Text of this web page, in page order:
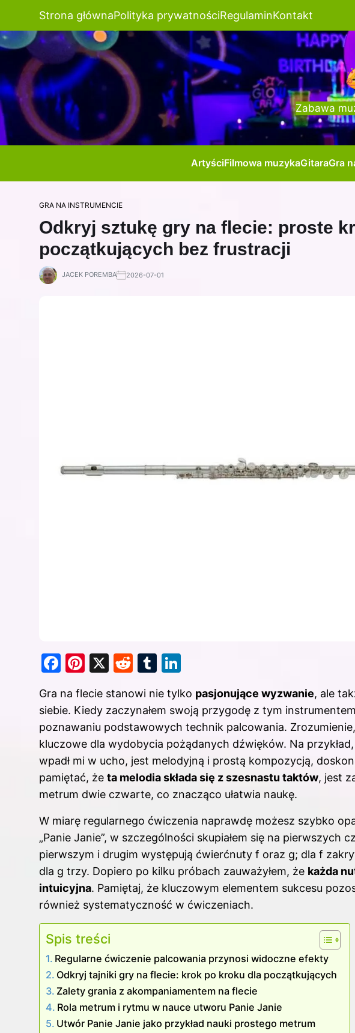
Strona głównaPolityka prywatnościRegulaminKontakt
Zabawa
ArtyściFilmowa muzykaGitaraGra
GRA NA INSTRUMENCIE
Odkryj sztukę gry na flecie: proste
początkujących bez frustracji
JACEK POREMBA 2026-07-01
F
c
e
b
o
o
k
Pi
er
e
st
X
R
d
di
t
T
m
bl
r
k
e
dI
n
Gra na flecie stanowi nie tylko pasjonujące wyzwanie, ale
siebie. Kiedy zaczynałem swoją przygodę z tym
poznawaniu podstawowych technik palcowania.
kluczowe dla wydobycia pożądanych dźwięków. Na
wpadł mi w ucho, jest melodyjną i prostą kompozycją,
pamiętać, że ta melodia składa się z szesnastu taktów, jest
metrum dwie czwarte, co znacząco ułatwia naukę.
W miarę regularnego ćwiczenia naprawdę możesz szybko
„Panie Janie”, w szczególności skupiałem się na pierwszych
pierwszym i drugim występują ćwierćnuty f oraz g; dla f
dla g trzy. Dopiero po kilku próbach zauważyłem, że każda
intuicyjna. Pamiętaj, że kluczowym elementem sukcesu
również systematyczność w ćwiczeniach.
Spis treści
Regularne ćwiczenie palcowania przynosi widoczne efekty
Odkryj tajniki gry na flecie: krok po kroku dla początkujących
Zalety grania z akompaniamentem na flecie
Rola metrum i rytmu w nauce utworu Panie Janie
Utwór Panie Janie jako przykład nauki prostego metrum